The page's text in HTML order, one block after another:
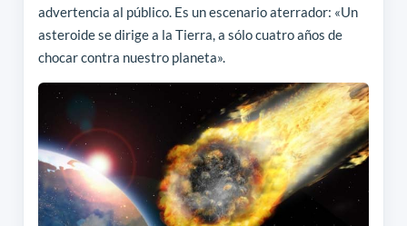
advertencia al público. Es un escenario aterrador: «Un
asteroide se dirige a la Tierra, a sólo cuatro años de
chocar contra nuestro planeta».